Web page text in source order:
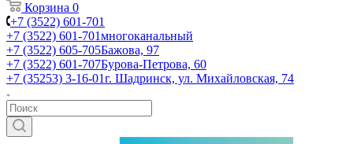
Корзина 0
+7 (3522) 601-701
+7 (3522) 601-701многоканальный
+7 (3522) 605-705Бажова, 97
+7 (3522) 601-707Бурова-Петрова, 60
+7 (35253) 3-16-01г. Шадринск, ул. Михайловская, 74